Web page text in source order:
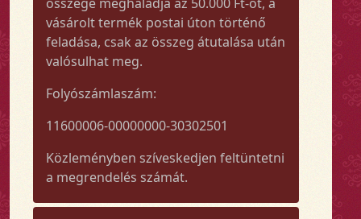
vásárolt termék postai úton történő
feladása, csak az összeg átutalása után
valósulhat meg.
Folyószámlaszám:
11600006-00000000-30302501
Közleményben szíveskedjen feltüntetni
a megrendelés számát.